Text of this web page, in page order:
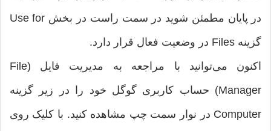
در پایان مطمئن شوید در سمت راست در بخش Use for
گزینه Files در وضعیت فعال قرار دارد.
اکنون می‌توانید با مراجعه به مدیریت فایل (File
Manager) حساب کاربری گوگل خود را در زیر گزینه
Computer در نوار سمت چپ مشاهده کنید. با کلیک روی